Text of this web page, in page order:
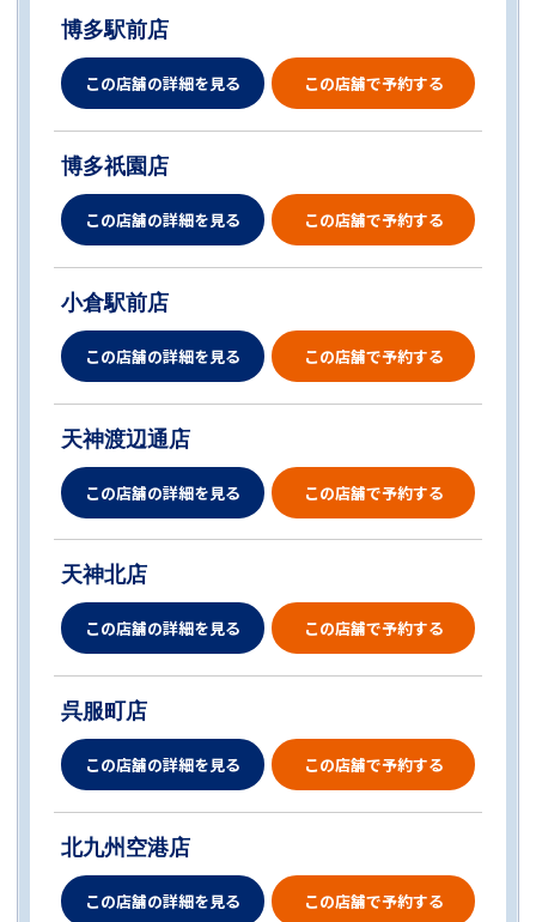
博多駅前店
この店舗の詳細を見る この店舗で予約する
博多祇園店
この店舗の詳細を見る この店舗で予約する
小倉駅前店
この店舗の詳細を見る この店舗で予約する
天神渡辺通店
この店舗の詳細を見る この店舗で予約する
天神北店
この店舗の詳細を見る この店舗で予約する
呉服町店
この店舗の詳細を見る この店舗で予約する
北九州空港店
この店舗の詳細を見る この店舗で予約する